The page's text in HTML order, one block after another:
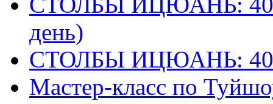
день)
СТОЛБЫ ИЦЮАНЬ:
Мастер-класс по